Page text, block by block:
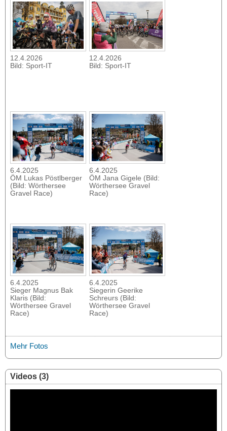
12.4.2026
Bild: Sport-IT
12.4.2026
Bild: Sport-IT
6.4.2025
ÖM Lukas Pöstlberger
(Bild: Wörthersee
Gravel Race)
6.4.2025
ÖM Jana Gigele (Bild:
Wörthersee Gravel
Race)
6.4.2025
Sieger Magnus Bak
Klaris (Bild:
Wörthersee Gravel
Race)
6.4.2025
Siegerin Geerike
Schreurs (Bild:
Wörthersee Gravel
Race)
Mehr Fotos
Videos (3)